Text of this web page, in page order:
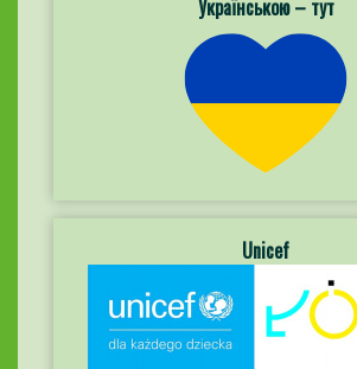
Українською – тут
Unicef